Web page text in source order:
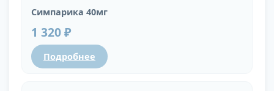
Симпарика 40мг
1 320 ₽
Подробнее